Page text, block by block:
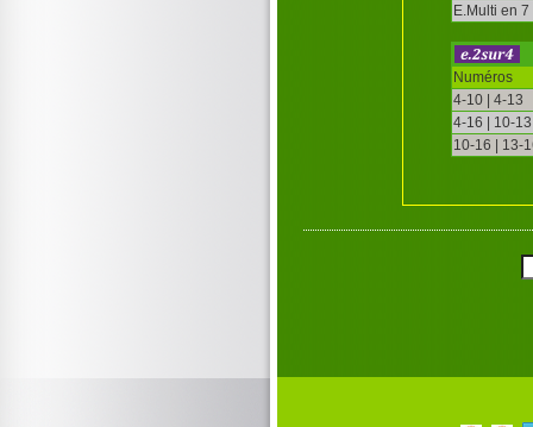
E.Multi en 7
Numéros
4-10 | 4-13
4-16 | 10-13
10-16 | 13-